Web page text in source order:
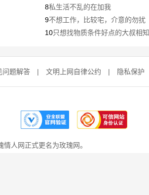
远帮助我的大方男士哈 一ye情就
不要找我！希望男方专一！不乱
来！🌹
为姐想找硬的感觉…
8私生活不乱的在加我
9不想工作，比较宅，介意的勿扰
10只想找物质条件好点的大叔相知
问题解答 | 文明上网自律公约 | 隐私保护
人网正式更名为玫瑰网。